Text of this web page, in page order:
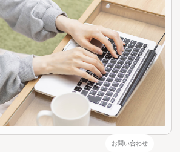
お問い合わせ